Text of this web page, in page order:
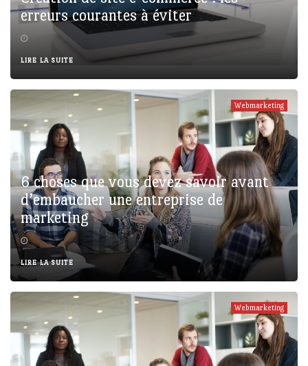
erreurs courantes à éviter
LIRE LA SUITE
Webmarketing
6 choses que vous devez savoir avant
d’embaucher une entreprise de
marketing
LIRE LA SUITE
Webmarketing